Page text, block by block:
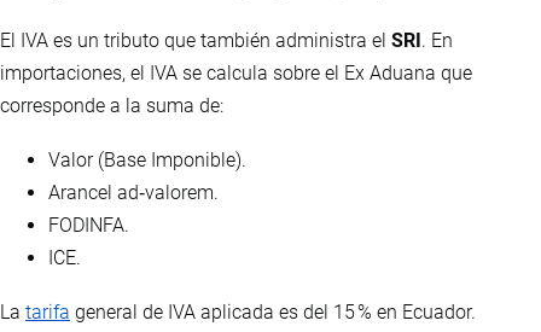
El IVA es un tributo que también administra el SRI . En
importaciones, el IVA se calcula sobre el Ex Aduana que
corresponde a la suma de:
Valor (Base Imponible).
Arancel ad‑valorem.
FODINFA.
ICE.
La tarifa general de IVA aplicada es del 15 % en Ecuador.